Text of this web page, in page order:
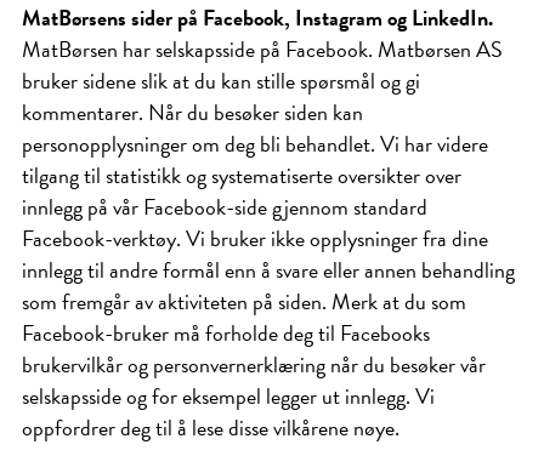
MatBørsens sider på Facebook, Instagram og LinkedIn.
MatBørsen har selskapsside på Facebook. Matbørsen AS
bruker sidene slik at du kan stille spørsmål og gi
kommentarer. Når du besøker siden kan
personopplysninger om deg bli behandlet. Vi har videre
tilgang til statistikk og systematiserte oversikter over
innlegg på vår Facebook-side gjennom standard
Facebook-verktøy. Vi bruker ikke opplysninger fra dine
innlegg til andre formål enn å svare eller annen behandling
som fremgår av aktiviteten på siden. Merk at du som
Facebook-bruker må forholde deg til Facebooks
brukervilkår og personvernerklæring når du besøker vår
selskapsside og for eksempel legger ut innlegg. Vi
oppfordrer deg til å lese disse vilkårene nøye.